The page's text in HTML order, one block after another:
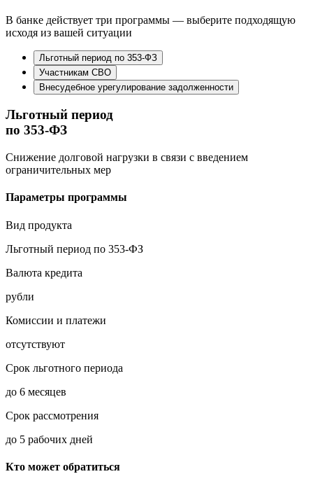
В банке действует три программы — выберите подходящую
исходя из вашей ситуации
Льготный период по 353-ФЗ
Участникам СВО
Внесудебное урегулирование задолженности
Льготный период
по 353-ФЗ
Снижение долговой нагрузки в связи с введением
ограничительных мер
Параметры программы
Вид продукта
Льготный период по 353-ФЗ
Валюта кредита
рубли
Комиссии и платежи
отсутствуют
Срок льготного периода
до 6 месяцев
Срок рассмотрения
до 5 рабочих дней
Кто может обратиться